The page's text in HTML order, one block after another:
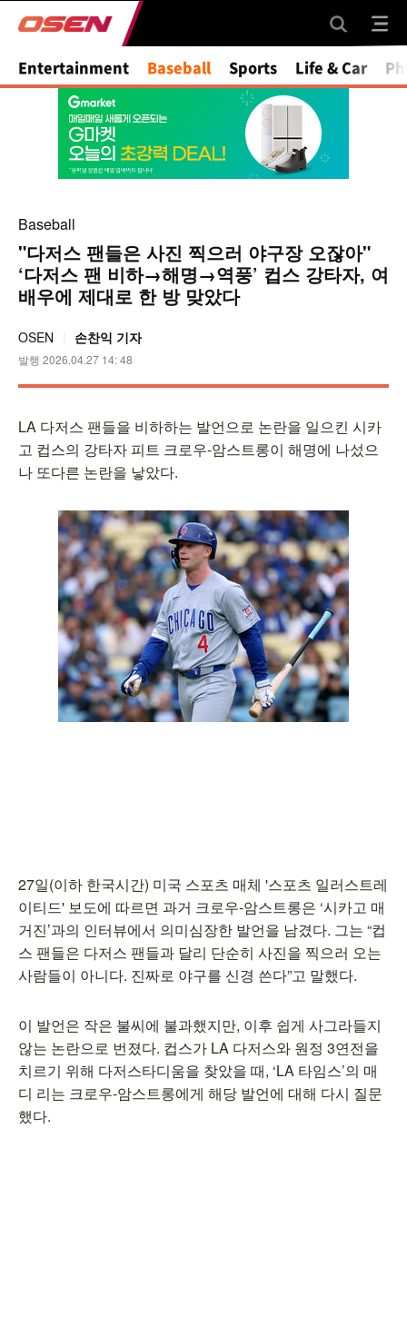
Entertainment Baseball Sports Life & Car
Baseball
"다저스 팬들은 사진 찍으러 야구장 오잖아"
‘다저스 팬 비하→해명→역풍’ 컵스 강타자, 여
배우에 제대로 한 방 맞았다
OSEN 손찬익 기자
발행 2026.04.27 14: 48
LA 다저스 팬들을 비하하는 발언으로 논란을 일으킨 시카
고 컵스의 강타자 피트 크로우-암스트롱이 해명에 나섰으
나 또다른 논란을 낳았다.
27일(이하 한국시간) 미국 스포츠 매체 '스포츠 일러스트레
이티드' 보도에 따르면 과거 크로우-암스트롱은 ‘시카고 매
거진’과의 인터뷰에서 의미심장한 발언을 남겼다. 그는 “컵
스 팬들은 다저스 팬들과 달리 단순히 사진을 찍으러 오는
사람들이 아니다. 진짜로 야구를 신경 쓴다”고 말했다.
이 발언은 작은 불씨에 불과했지만, 이후 쉽게 사그라들지
않는 논란으로 번졌다. 컵스가 LA 다저스와 원정 3연전을
치르기 위해 다저스타디움을 찾았을 때, ‘LA 타임스’의 매
디 리는 크로우-암스트롱에게 해당 발언에 대해 다시 질문
했다.